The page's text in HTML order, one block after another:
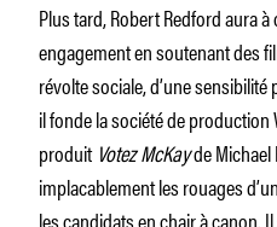
Plus tard, Robert Redford aura
engagement en soutenant des
révolte sociale, d’une
il fonde la société de
produitVotez McKayde Michael
implacablement les rouages
les candidats en chair à canon.